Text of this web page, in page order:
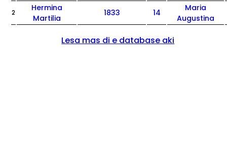
2
Hermina
Martilia
1833 14
Maria
Augustina
Lesa mas di e database aki